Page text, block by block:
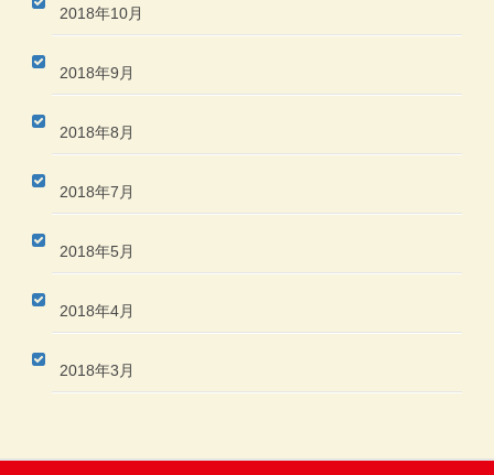
2018年10月
2018年9月
2018年8月
2018年7月
2018年5月
2018年4月
2018年3月